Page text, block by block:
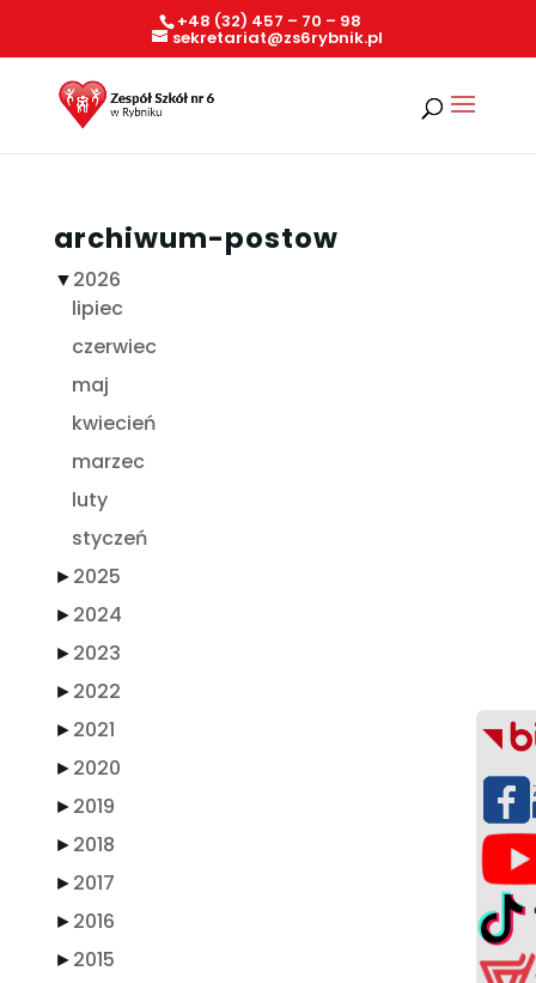
+48 (32) 457 – 70 – 98
sekretariat@zs6rybnik.pl
archiwum-postow
▼2026
lipiec
czerwiec
maj
kwiecień
marzec
luty
styczeń
►2025
►2024
►2023
►2022
►2021
►2020
►2019
►2018
►2017
►2016
►2015